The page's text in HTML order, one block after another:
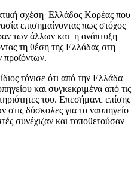
σχέση Ελλάδος Κορέας που
επισημαίνοντας πως στόχος
των άλλων και η ανάπτυξη
τη θέση της Ελλάδας στη
προϊόντων.
τόνισε ότι από την Ελλάδα
και συγκεκριμένα από τις
του. Επεσήμανε επίσης
δύσκολες για το ναυπηγείο
συνέχιζαν και τοποθετούσαν